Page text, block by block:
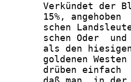
Verkündet der
15%, angehoben
schen
schen Oder
als den
goldenen
drüben einfach